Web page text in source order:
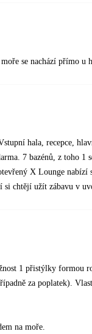
se nachází přímo u
hala, recepce,
7 bazénů, z toho 1
X Lounge
chtějí užít zábavu v
1 přistýlky formou
za poplatek).
na moře.